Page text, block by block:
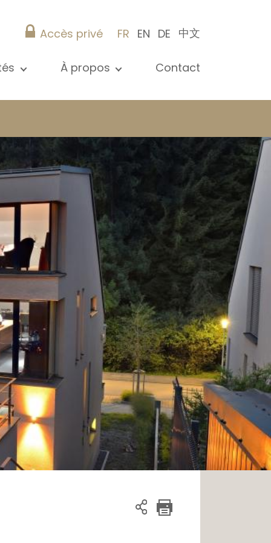
Accès privé FR EN DE 中文
/ syndic
À propos
Conseils pratiques
Carrière
Contact